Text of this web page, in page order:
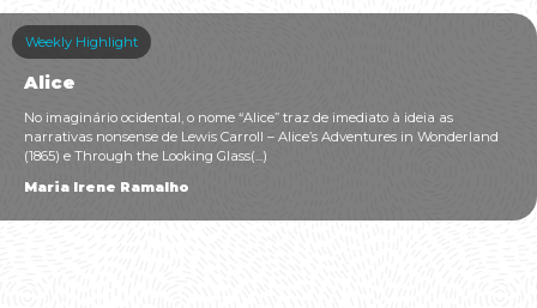
Weekly Highlight
Alice
No imaginário ocidental, o nome “Alice” traz de imediato à ideia as
narrativas nonsense de Lewis Carroll – Alice’s Adventures in Wonderland
(1865) e Through the Looking Glass(...)
Maria Irene Ramalho